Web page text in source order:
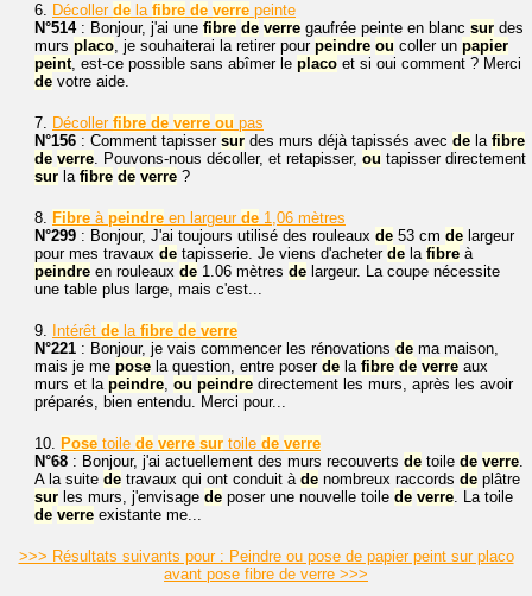
6. Décoller de la fibre de verre peinte
N°514: Bonjour, j'ai une fibre de verre gaufrée peinte en blanc sur des
murs placo, je souhaiterai la retirer pour peindre ou coller un papier
peint, est-ce possible sans abîmer le placo et si oui comment ? Merci
de votre aide.
7. Décoller fibre de verre ou pas
N°156 : Comment tapisser sur des murs déjà tapissés avec de la fibre
de verre. Pouvons-nous décoller, et retapisser, ou tapisser directement
sur la fibre de verre ?
8. Fibre à peindre en largeur de 1,06 mètres
N°299 : Bonjour, J'ai toujours utilisé des rouleaux de 53 cm de largeur
pour mes travaux de tapisserie. Je viens d'acheter de la fibre à
peindre en rouleaux de 1.06 mètres de largeur. La coupe nécessite
une table plus large, mais c'est...
9. Intérêt de la fibre de verre
N°221 : Bonjour, je vais commencer les rénovations de ma maison,
mais je me pose la question, entre poser de la fibre de verre aux
murs et la peindre, ou peindre directement les murs, après les avoir
préparés, bien entendu. Merci pour...
10. Pose toile de verre sur toile de verre
N°68 : Bonjour, j'ai actuellement des murs recouverts de toile de verre.
A la suite de travaux qui ont conduit à de nombreux raccords de plâtre
sur les murs, j'envisage de poser une nouvelle toile de verre. La toile
de verre existante me...
>>> Résultats suivants pour : Peindre ou pose de papier peint sur placo
avant pose fibre de verre >>>